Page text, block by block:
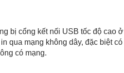
bị cổng kết nối USB tốc độ cao
qua mạng không dây, đặc biệt
có mạng.